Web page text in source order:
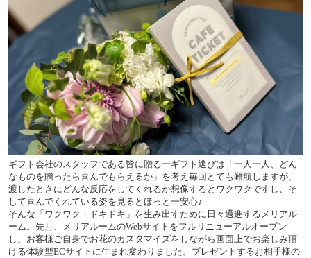
ギフト会社のスタッフである皆に贈る一ギフト選びは「一人一人、どん
なものを贈ったら喜んでもらえるか」を考え毎回とても難航しますが、
渡したときにどんな反応をしてくれるか想像するとワクワクですし、そ
して喜んでくれている姿を見るとほっと一安心♪
そんな「ワクワク・ドキドキ」を生み出すために日々邁進するメリアル
ーム。先月、メリアルームのWebサイトをフルリニューアルオープン
し、お客様ご自身でお花のカスタマイズをしながら画面上でお楽しみ頂
ける体験型ECサイトに生まれ変わりました。プレゼントするお相手様の